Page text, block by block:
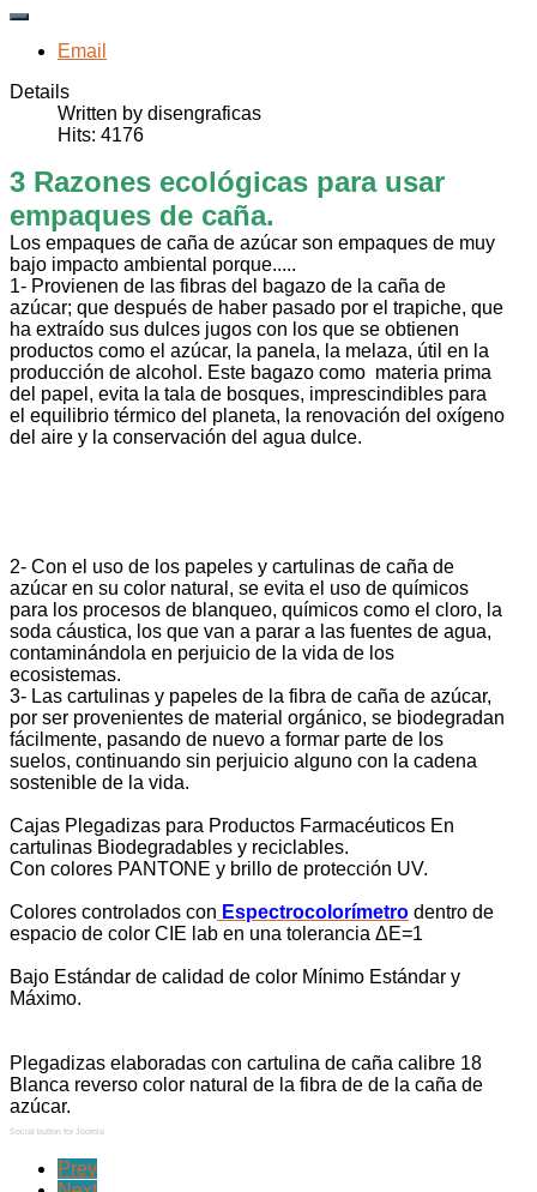
Email
Details
Written by disengraficas
Hits: 4176
3 Razones ecológicas para usar
empaques de caña.
Los empaques de caña de azúcar son empaques de muy
bajo impacto ambiental porque.....
1- Provienen de las fibras del bagazo de la caña de
azúcar; que después de haber pasado por el trapiche, que
ha extraído sus dulces jugos con los que se obtienen
productos como el azúcar, la panela, la melaza, útil en la
producción de alcohol. Este bagazo como materia prima
del papel, evita la tala de bosques, imprescindibles para
el equilibrio térmico del planeta, la renovación del oxígeno
del aire y la conservación del agua dulce.
2- Con el uso de los papeles y cartulinas de caña de
azúcar en su color natural, se evita el uso de químicos
para los procesos de blanqueo, químicos como el cloro, la
soda cáustica, los que van a parar a las fuentes de agua,
contaminándola en perjuicio de la vida de los
ecosistemas.
3- Las cartulinas y papeles de la fibra de caña de azúcar,
por ser provenientes de material orgánico, se biodegradan
fácilmente, pasando de nuevo a formar parte de los
suelos, continuando sin perjuicio alguno con la cadena
sostenible de la vida.
Cajas Plegadizas para Productos Farmacéuticos En
cartulinas Biodegradables y reciclables.
Con colores PANTONE y brillo de protección UV.
Colores controlados con Espectrocolorímetro dentro de
espacio de color CIE lab en una tolerancia ΔE=1
Bajo Estándar de calidad de color Mínimo Estándar y
Máximo.
Plegadizas elaboradas con cartulina de caña calibre 18
Blanca reverso color natural de la fibra de de la caña de
azúcar.
Social button for Joomla
Prev